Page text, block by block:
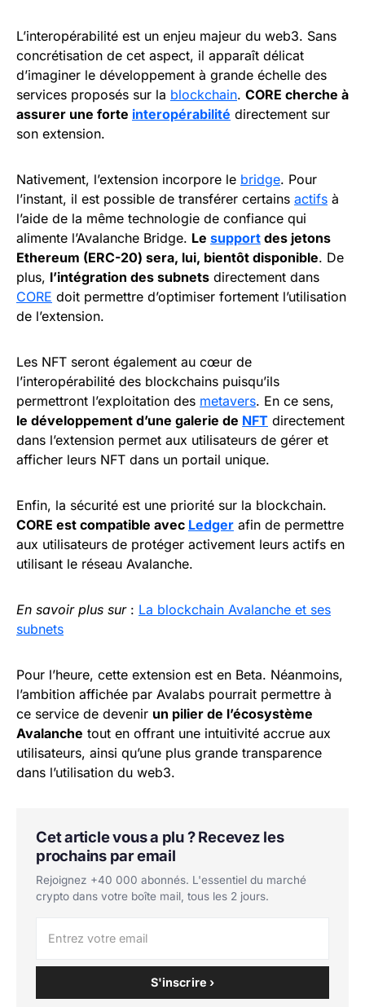
L’interopérabilité est un enjeu majeur du web3. Sans
concrétisation de cet aspect, il apparaît délicat
d’imaginer le développement à grande échelle des
services proposés sur la blockchain. CORE cherche à
assurer une forte interopérabilité directement sur
son extension.
Nativement, l’extension incorpore le bridge. Pour
l’instant, il est possible de transférer certains actifs à
l’aide de la même technologie de confiance qui
alimente l’Avalanche Bridge. Le support des jetons
Ethereum (ERC-20) sera, lui, bientôt disponible. De
plus, l’intégration des subnets directement dans
CORE doit permettre d’optimiser fortement l’utilisation
de l’extension.
Les NFT seront également au cœur de
l’interopérabilité des blockchains puisqu’ils
permettront l’exploitation des metavers. En ce sens,
le développement d’une galerie de NFT directement
dans l’extension permet aux utilisateurs de gérer et
afficher leurs NFT dans un portail unique.
Enfin, la sécurité est une priorité sur la blockchain.
CORE est compatible avec Ledger afin de permettre
aux utilisateurs de protéger activement leurs actifs en
utilisant le réseau Avalanche.
En savoir plus sur: La blockchain Avalanche et ses
subnets
Pour l’heure, cette extension est en Beta. Néanmoins,
l’ambition affichée par Avalabs pourrait permettre à
ce service de devenir un pilier de l’écosystème
Avalanche tout en offrant une intuitivité accrue aux
utilisateurs, ainsi qu’une plus grande transparence
dans l’utilisation du web3.
Cet article vous a plu ? Recevez les
prochains par email
Rejoignez +40 000 abonnés. L'essentiel du marché
crypto dans votre boîte mail, tous les 2 jours.
S'inscrire ›